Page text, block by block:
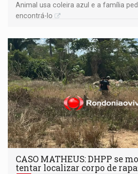
Animal usa coleira azul e a família
encontrá-lo
CASO MATHEUS: DHPP se
tentar localizar corpo de